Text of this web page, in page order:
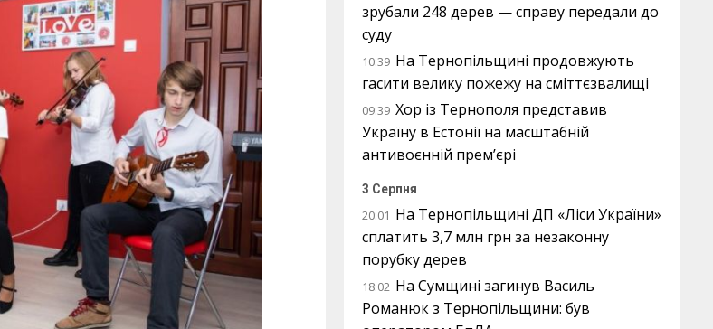
зрубали 248 дерев — справу передали до
суду
10:39 На Тернопільщині продовжують
гасити велику пожежу на сміттєзвалищі
09:39 Хор із Тернополя представив
Україну в Естонії на масштабній
антивоєнній прем’єрі
3 Серпня
20:01 На Тернопільщині ДП «Ліси України»
сплатить 3,7 млн грн за незаконну
порубку дерев
18:02 На Сумщині загинув Василь
Романюк з Тернопільщини: був